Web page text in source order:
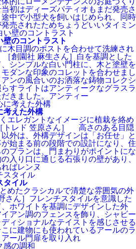
初はディーズパティオもまだ発売さ
中で小型犬を飼いはじめられ、同時
売されたためちょうどいいタイミン
のコントラスト
木目調のポストを合わせて洗練され
創園社 麻生さん］白を基調とした
シンプルな白い門柱に、木と塗壁を
ダンな印象のコレットを合わせまし
ンの風合いのお洒落な鋳物コレクシ
すライトはアンティークなグラスラ
きました。アンティー
考えた外構
エレガントなイメージに植栽を絡め
トレド 笠原さん］ 高さのある目隠
外は、外構デザインは「お任せ」と
始まる前の段階での設計になり、住
プランは、門まわりがポイントにな
入り口に通じる石張りの壁があり、
ばレンヌ
タイル
めたクラシカルで清楚な雰囲気の外
さん］フレンチスタイルを意識した
ホワイトを基調にデザインした外
アン調のフェンスを飾り、シャビー
ィショナルなテイストを感じさせる
に建物にも使われているアールのラ
ール門扉を取り入れ